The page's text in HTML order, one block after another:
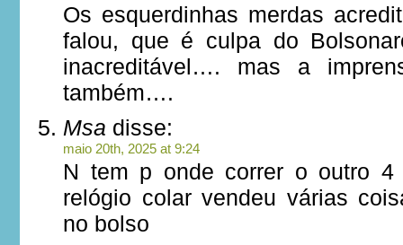
Os esquerdinhas merdas
falou, que é culpa do
inacreditável…. mas a
também….
Msa disse:
maio 20th, 2025 at 9:24
N tem p onde correr o outro 4
relógio colar vendeu várias
no bolso